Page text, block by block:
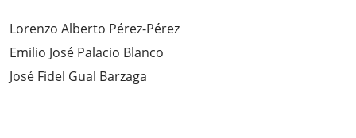
Lorenzo Alberto Pérez-Pérez
Emilio José Palacio Blanco
José Fidel Gual Barzaga